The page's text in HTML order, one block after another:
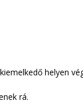
helyen
rá.